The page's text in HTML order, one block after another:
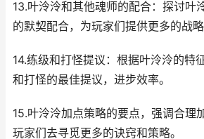
13.叶泠泠和其他魂师的配合：探讨叶
的默契配合，为玩家们提供更多的战略
14.练级和打怪提议：根据叶泠泠的特
和打怪的最佳提议，进步效率。
15.叶泠泠加点策略的要点，强调合理
玩家们去寻觅更多的诀窍和策略。